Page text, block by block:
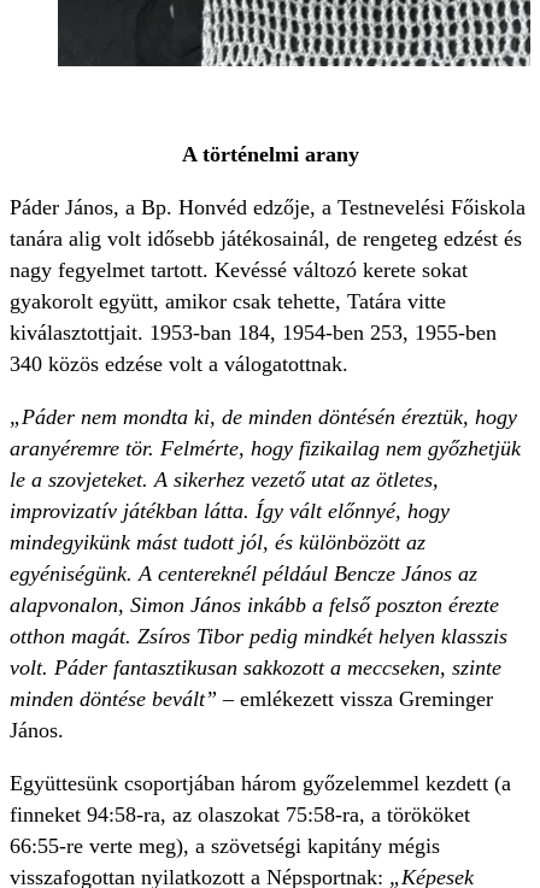
A történelmi arany
Páder János, a Bp. Honvéd edzője, a Testnevelési Főiskola
tanára alig volt idősebb játékosainál, de rengeteg edzést és
nagy fegyelmet tartott. Kevéssé változó kerete sokat
gyakorolt együtt, amikor csak tehette, Tatára vitte
kiválasztottjait. 1953-ban 184, 1954-ben 253, 1955-ben
340 közös edzése volt a válogatottnak.
„Páder nem mondta ki, de minden döntésén éreztük, hogy
aranyéremre tör. Felmérte, hogy fizikailag nem győzhetjük
le a szovjeteket. A sikerhez vezető utat az ötletes,
improvizatív játékban látta. Így vált előnnyé, hogy
mindegyikünk mást tudott jól, és különbözött az
egyéniségünk. A centereknél például Bencze János az
alapvonalon, Simon János inkább a felső poszton érezte
otthon magát. Zsíros Tibor pedig mindkét helyen klasszis
volt. Páder fantasztikusan sakkozott a meccseken, szinte
minden döntése bevált” – emlékezett vissza Greminger
János.
Együttesünk csoportjában három győzelemmel kezdett (a
finneket 94:58-ra, az olaszokat 75:58-ra, a törököket
66:55-re verte meg), a szövetségi kapitány mégis
visszafogottan nyilatkozott a Népsportnak: „Képesek